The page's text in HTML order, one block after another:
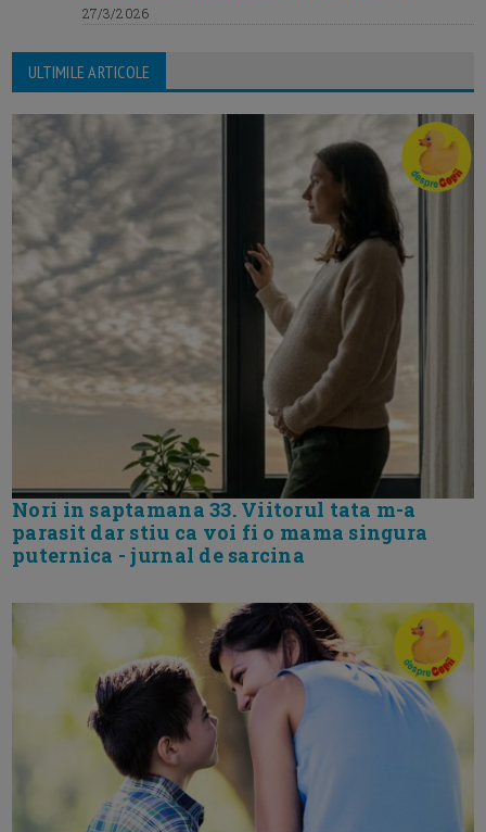
27/3/2026
ULTIMILE ARTICOLE
Nori in saptamana 33. Viitorul tata m-a
parasit dar stiu ca voi fi o mama singura
puternica - jurnal de sarcina